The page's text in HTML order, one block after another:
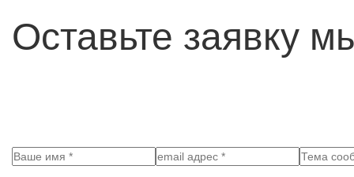
Оставьте заявку